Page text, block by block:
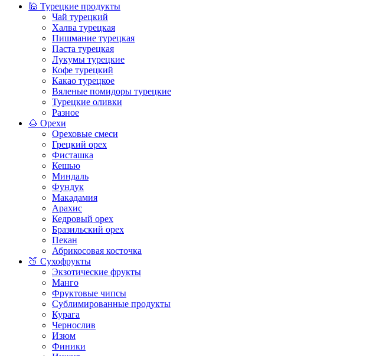
🕌 Турецкие продукты
Чай турецкий
Халва турецкая
Пишмание турецкая
Паста турецкая
Лукумы турецкие
Кофе турецкий
Какао турецкое
Вяленые помидоры турецкие
Турецкие оливки
Разное
🌰 Орехи
Ореховые смеси
Грецкий орех
Фисташка
Кешью
Миндаль
Фундук
Макадамия
Арахис
Кедровый орех
Бразильский орех
Пекан
Абрикосовая косточка
🍑 Сухофрукты
Экзотические фрукты
Манго
Фруктовые чипсы
Сублимированные продукты
Курага
Чернослив
Изюм
Финики